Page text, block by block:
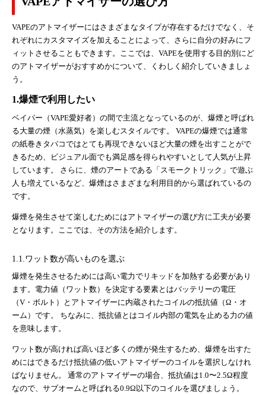
VAPEのアトマイザーにはさまざまなタイプが存在するだけでなく、そ
れぞれにカスタマイズを加えることによって、さらに自分の好みにフ
ィットさせることもできます。ここでは、VAPEを使用する目的別にど
のアトマイザーがおすすめかについて、くわしく紹介していきましょ
う。
1.爆煙で利用したい
ベイパー（VAPE愛好者）の間で主流となっているのが、爆煙と呼ばれ
る大量の煙（水蒸気）を楽しむスタイルです。 VAPEの爆煙では通常
の紙巻きタバコではとても再現できないほど大量の煙を出すことがで
きるため、ビジュアル面でも満足感を得られやすいとして人気が上昇
しています。 さらに、煙のアートである「スモークトリック」で遊ぶ
人も増えているなど、爆煙はさまざまな利用目的から選ばれているの
です。
爆煙を発生させて楽しむためにはアトマイザーの選び方に工夫が必要
となります。ここでは、その方法を紹介します。
1.1.ワット数が高いものを選ぶ
爆煙を発生させるためには高い電力でリキッドを加熱する必要があり
ます。電力値（ワット数）を決定する要素とはバッテリーの電圧
（V・ボルト）とアトマイザーに内蔵されたコイルの抵抗値（Ω・オ
ーム）です。 ちなみに、抵抗値とはコイル内部の電気を止める力の値
を意味します。
ワット数が高ければ高いほど多くの煙が発生するため、爆煙を出すた
めにはできるだけ抵抗値の低いアトマイザーのコイルを選択しなけれ
ばなりません。 通常のアトマイザーの場合、抵抗値は1.0〜2.5Ω程度
なので、サブオームと呼ばれる0.9Ω以下のコイルを選びましょう。